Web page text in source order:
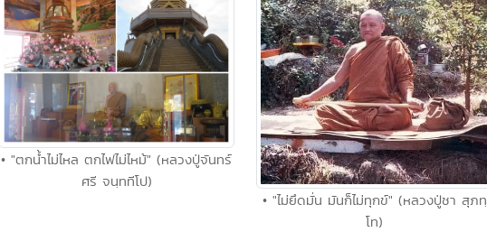
• "ตกน้ำไม่ไหล ตกไฟไม่ไหม้" (หลวงปู่จันทร์
ศรี จนฺททีโป)
• "ไม่ยึดมั่น มันก็ไม่ทุกข์" (หลวงปู่ชา สุภทฺ
โท)